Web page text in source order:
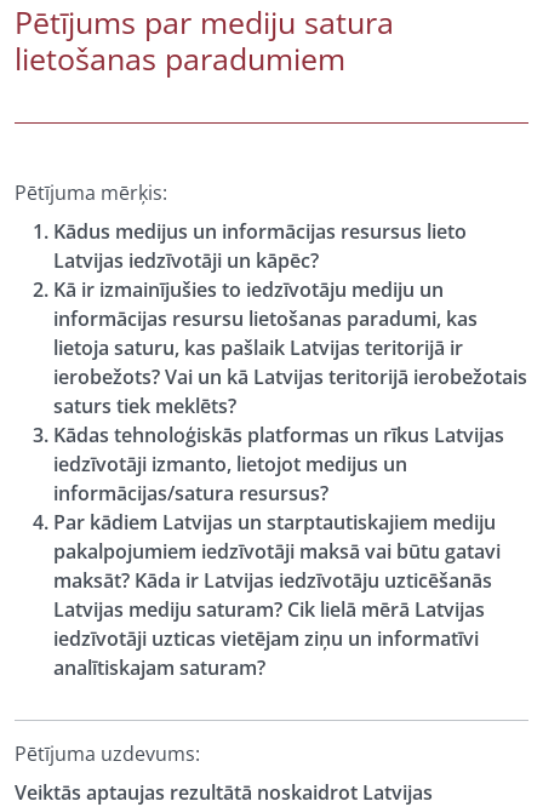
Pētījums par mediju satura
lietošanas paradumiem
Pētījuma mērķis:
Kādus medijus un informācijas resursus lieto
Latvijas iedzīvotāji un kāpēc?
Kā ir izmainījušies to iedzīvotāju mediju un
informācijas resursu lietošanas paradumi, kas
lietoja saturu, kas pašlaik Latvijas teritorijā ir
ierobežots? Vai un kā Latvijas teritorijā ierobežotais
saturs tiek meklēts?
Kādas tehnoloģiskās platformas un rīkus Latvijas
iedzīvotāji izmanto, lietojot medijus un
informācijas/satura resursus?
Par kādiem Latvijas un starptautiskajiem mediju
pakalpojumiem iedzīvotāji maksā vai būtu gatavi
maksāt? Kāda ir Latvijas iedzīvotāju uzticēšanās
Latvijas mediju saturam? Cik lielā mērā Latvijas
iedzīvotāji uzticas vietējam ziņu un informatīvi
analītiskajam saturam?
Pētījuma uzdevums:
Veiktās aptaujas rezultātā noskaidrot Latvijas